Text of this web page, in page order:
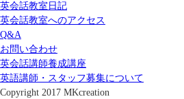
英会話教室日記
英会話教室へのアクセス
Q&A
お問い合わせ
英会話講師養成講座
英語講師・スタッフ募集について
Copyright 2017 MKcreation